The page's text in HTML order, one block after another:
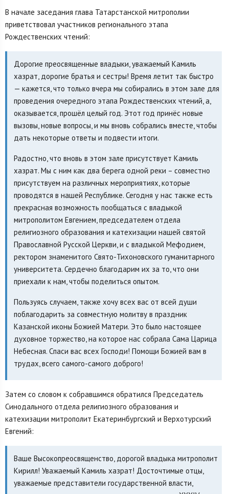
В начале заседания глава Татарстанской митрополии
приветствовал участников регионального этапа
Рождественских чтений:
Дорогие преосвященные владыки, уважаемый Камиль
хазрат, дорогие братья и сестры! Время летит так быстро
— кажется, что только вчера мы собирались в этом зале для
проведения очередного этапа Рождественских чтений, а,
оказывается, прошёл целый год. Этот год принёс новые
вызовы, новые вопросы, и мы вновь собрались вместе, чтобы
дать некоторые ответы и подвести итоги.
Радостно, что вновь в этом зале присутствует Камиль
хазрат. Мы с ним как два берега одной реки – совместно
присутствуем на различных мероприятиях, которые
проводятся в нашей Республике. Сегодня у нас также есть
прекрасная возможность пообщаться с владыкой
митрополитом Евгением, председателем отдела
религиозного образования и катехизации нашей святой
Православной Русской Церкви, и с владыкой Мефодием,
ректором знаменитого Свято-Тихоновского гуманитарного
университета. Сердечно благодарим их за то, что они
приехали к нам, чтобы поделиться опытом.
Пользуясь случаем, также хочу всех вас от всей души
поблагодарить за совместную молитву в праздник
Казанской иконы Божией Матери. Это было настоящее
духовное торжество, на которое нас собрала Сама Царица
Небесная. Спаси вас всех Господи! Помощи Божией вам в
трудах, всего самого-самого доброго!
Затем со словом к собравшимся обратился Председатель
Синодального отдела религиозного образования и
катехизации митрополит Екатеринбургский и Верхотурский
Евгений:
Ваше Высокопреосвященство, дорогой владыка митрополит
Кирилл! Уважаемый Камиль хазрат! Досточтимые отцы,
уважаемые представители государственной власти,